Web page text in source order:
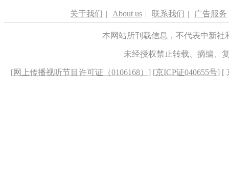
关于我们 | About us | 联系我们 | 广告服务
本网站所刊载信息，不代表中新
未经授权禁止转载、摘编、
[网上传播视听节目许可证（0106168） ] [京ICP证040655号] [